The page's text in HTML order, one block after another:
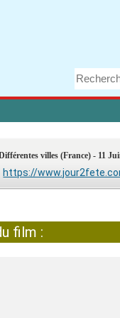
villes (France) - 11
https://
film :